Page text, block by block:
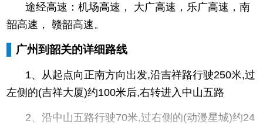
途经高速：机场高速， 大广高速，乐广高速，南
韶高速， 赣韶高速。
广州到韶关的详细路线
1、从起点向正南方向出发,沿吉祥路行驶250米,过
左侧的(吉祥大厦)约100米后,右转进入中山五路
2、沿中山五路行驶70米,过右侧的(动漫星城)约24